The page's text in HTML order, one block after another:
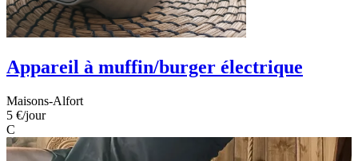
Appareil à muffin/burger électrique
Maisons-Alfort
5 €/jour
C